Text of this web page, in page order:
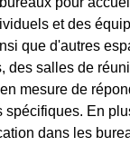
et des
que d'autres
des salles de
mesure de
spécifiques. En
dans les